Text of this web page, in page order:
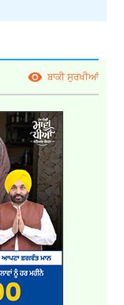
ਬਾਕੀ ਸੁਰਖੀਆਂ